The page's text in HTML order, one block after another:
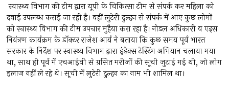
स्वास्थ्य विभाग की टीम द्वारा यूपी के चिकित्सा टीम से संपर्क कर महिला को
दवाई उपलब्ध कराई जा रही है। वहीं लुटेरी दुल्हन से संपर्क में आए कुछ लोगों
को स्वास्थ्य विभाग की टीम उपचार मुहैया करा रहा है। नोडल अधिकारी व एड्स
नियंत्रण कार्यक्रम के डॉक्टर राजेश आर्य ने बताया कि कुछ समय पूर्व भारत
सरकार के निर्देश पर स्वास्थ्य विभाग द्वारा इंडेक्स टेस्टिंग अभियान चलाया गया
था, साथ ही पूर्व में एचआईवी से ग्रसित मरीजों की सूची जुटाई गई थी, जो लोग
इलाज नहीं ले रहे थे। सूची में लुटेरी दुल्हन का नाम भी शामिल था।